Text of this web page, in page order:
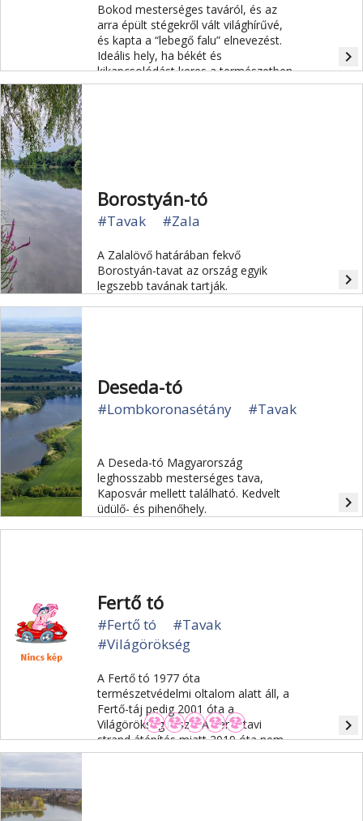
Bokod mesterséges taváról, és az
arra épült stégekről vált világhírűvé,
és kapta a “lebegő falu” elnevezést.
Ideális hely, ha békét és
kikapcsolódást keres a természetben.
navigate_next
Borostyán-tó
#Tavak #Zala
A Zalalövő határában fekvő
Borostyán-tavat az ország egyik
legszebb tavának tartják.
navigate_next
Deseda-tó
#Lombkoronasétány #Tavak
A Deseda-tó Magyarország
leghosszabb mesterséges tava,
Kaposvár mellett található. Kedvelt
üdülő- és pihenőhely.
navigate_next
Fertő tó
#Fertő tó
#Tavak
#Világörökség
A Fertő tó 1977 óta
természetvédelmi oltalom alatt áll, a
Fertő-táj pedig 2001 óta a
Világörökség része. A Fertő tavi
strand átépítés miatt 2019 óta nem
látogatható.
navigate_next